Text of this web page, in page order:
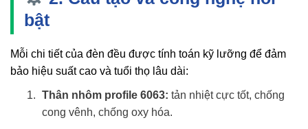
bật
Mỗi chi tiết của đèn đều được tính toán kỹ lưỡng để đảm
bảo hiệu suất cao và tuổi thọ lâu dài:
Thân nhôm profile 6063: tản nhiệt cực tốt, chống
cong vênh, chống oxy hóa.